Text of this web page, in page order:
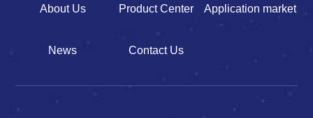
About Us Product Center Application market
News Contact Us